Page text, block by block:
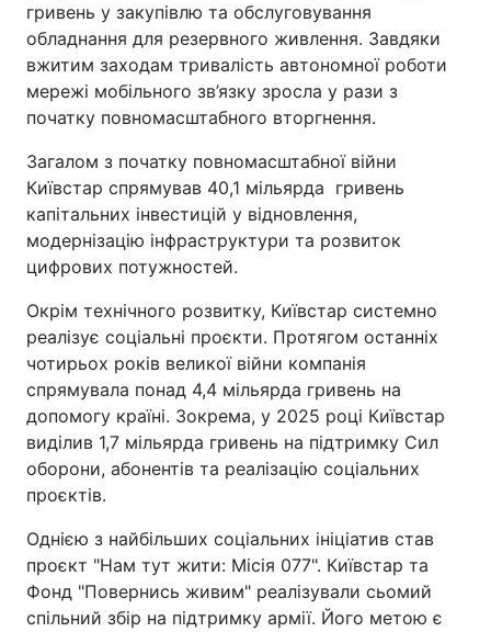
гривень у закупівлю та обслуговування
обладнання для резервного живлення. Завдяки
вжитим заходам тривалість автономної роботи
мережі мобільного зв’язку зросла у рази з
початку повномасштабного вторгнення.
Загалом з початку повномасштабної війни
Київстар спрямував 40,1 мільярда гривень
капітальних інвестицій у відновлення,
модернізацію інфраструктури та розвиток
цифрових потужностей.
Окрім технічного розвитку, Київстар системно
реалізує соціальні проєкти. Протягом останніх
чотирьох років великої війни компанія
спрямувала понад 4,4 мільярда гривень на
допомогу країні. Зокрема, у 2025 році Київстар
виділив 1,7 мільярда гривень на підтримку Сил
оборони, абонентів та реалізацію соціальних
проєктів.
Однією з найбільших соціальних ініціатив став
проєкт "Нам тут жити: Місія 077". Київстар та
Фонд "Повернись живим" реалізували сьомий
спільний збір на підтримку армії. Його метою є